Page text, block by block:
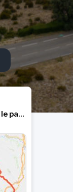
Hossegor depuis Jurançon par le pays basque